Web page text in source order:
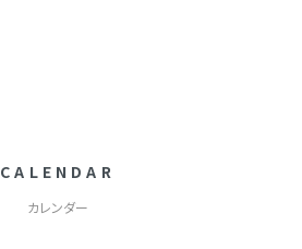
CALENDAR
カレンダー